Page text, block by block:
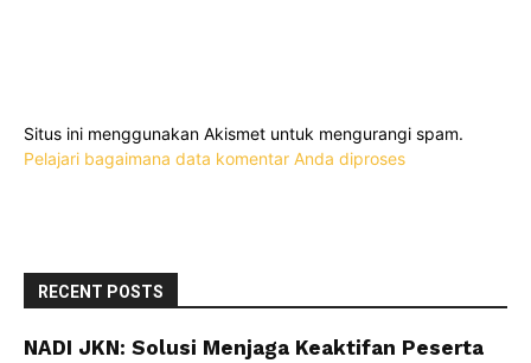
Situs ini menggunakan Akismet untuk mengurangi spam.
Pelajari bagaimana data komentar Anda diproses
RECENT POSTS
NADI JKN: Solusi Menjaga Keaktifan Peserta